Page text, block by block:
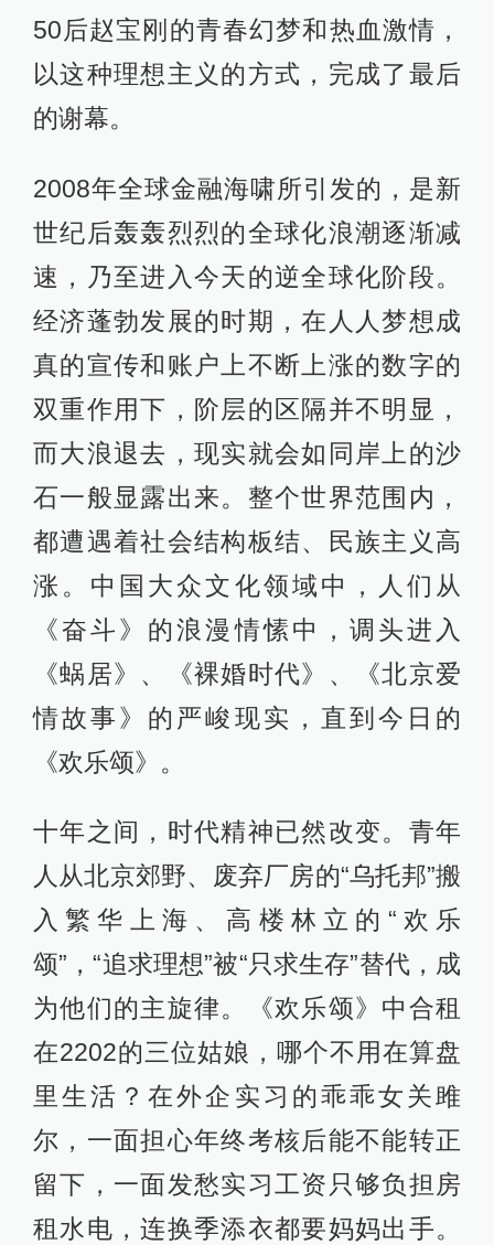
50后赵宝刚的青春幻梦和热血激情，
以这种理想主义的方式，完成了最后
的谢幕。
2008年全球金融海啸所引发的，是新
世纪后轰轰烈烈的全球化浪潮逐渐减
速，乃至进入今天的逆全球化阶段。
经济蓬勃发展的时期，在人人梦想成
真的宣传和账户上不断上涨的数字的
双重作用下，阶层的区隔并不明显，
而大浪退去，现实就会如同岸上的沙
石一般显露出来。整个世界范围内，
都遭遇着社会结构板结、民族主义高
涨。中国大众文化领域中，人们从
《奋斗》的浪漫情愫中，调头进入
《蜗居》、《裸婚时代》、《北京爱
情故事》的严峻现实，直到今日的
《欢乐颂》。
十年之间，时代精神已然改变。青年
人从北京郊野、废弃厂房的“乌托邦”搬
入繁华上海、高楼林立的“欢乐
颂”，“追求理想”被“只求生存”替代，成
为他们的主旋律。《欢乐颂》中合租
在2202的三位姑娘，哪个不用在算盘
里生活？在外企实习的乖乖女关雎
尔，一面担心年终考核后能不能转正
留下，一面发愁实习工资只够负担房
租水电，连换季添衣都要妈妈出手。